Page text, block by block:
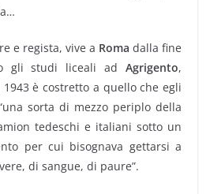
e regista, vive a Roma dalla fine
gli studi liceali ad Agrigento,
è costretto a quello che egli
sorta di mezzo periplo della
tedeschi e italiani sotto un
per cui bisognava gettarsi a
di sangue, di paure”.